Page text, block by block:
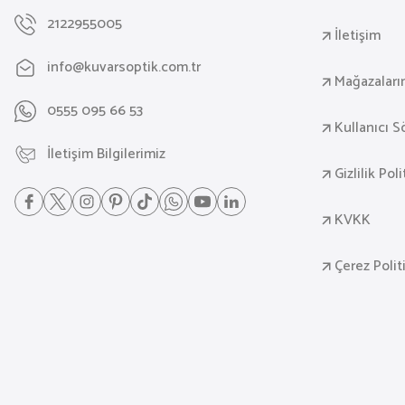
2122955005
info@kuvarsoptik.com.tr
0555 095 66 53
İletişim Bilgilerimiz
İletişim
Kullanıcı
Gizlilik
KVKK
Çerez